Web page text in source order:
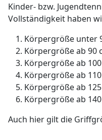
Kinder- bzw.
Vollständigkeit haben
Körpergröße unter
Körpergröße ab 90
Körpergröße ab
Körpergröße ab
Körpergröße ab
Körpergröße ab
Auch hier gilt die